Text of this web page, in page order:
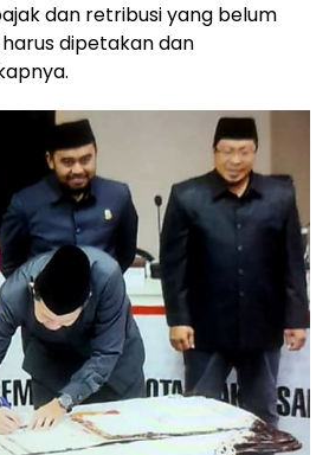
dan retribusi yang belum
dipetakan dan